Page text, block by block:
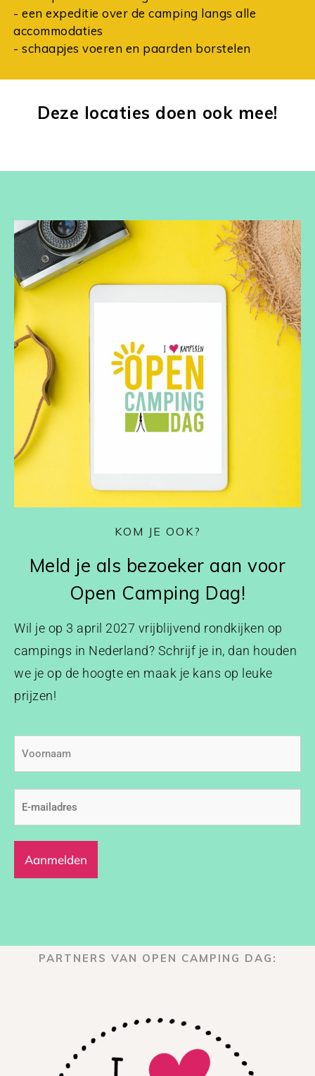
- een expeditie over de camping langs alle
accommodaties
- schaapjes voeren en paarden borstelen
Deze locaties doen ook mee!
KOM JE OOK?
Meld je als bezoeker aan voor
Open Camping Dag!
Wil je op 3 april 2027 vrijblijvend rondkijken op
campings in Nederland? Schrijf je in, dan houden
we je op de hoogte en maak je kans op leuke
prijzen!
Voornaam
E-
mailadres
PARTNERS VAN OPEN CAMPING DAG: